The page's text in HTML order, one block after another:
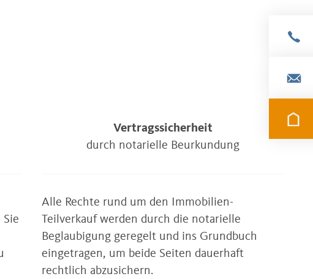
Vertragssicherheit
durch notarielle Beurkundung
Alle Rechte rund um den Immobilien-
Teilverkauf werden durch die notarielle
Beglaubigung geregelt und ins Grundbuch
eingetragen, um beide Seiten dauerhaft
rechtlich abzusichern.